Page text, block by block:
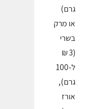
גרם)
או מרק
בשרי
(3 ₪
ל-100
גרם),
אורז